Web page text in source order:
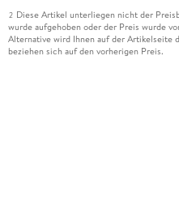
2 Diese Artikel unterliegen nicht der
wurde aufgehoben oder der Preis wurde
Alternative wird Ihnen auf der Artikelseite
beziehen sich auf den vorherigen Preis.